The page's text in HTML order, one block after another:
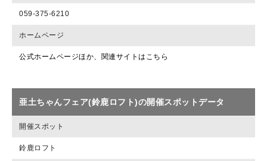
059-375-6210
ホームページ
公式ホームページほか、関連サイトはこちら
亜土ちゃんフェア(鈴鹿ロフト)の開催スポットデータ
開催スポット
鈴鹿ロフト